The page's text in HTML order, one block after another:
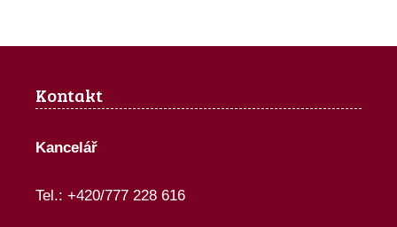
Kontakt
Kancelář
Tel.: +420/777 228 616